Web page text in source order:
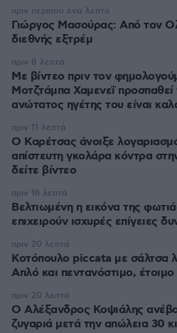
Γιώργος Μασούρας: Από τον
διεθνής εξτρέμ
πριν περίπου ένα λεπτό
Με βίντεο πριν τον
Μοτζτάμπα Χαμενεΐ προσπαθεί
ανώτατος ηγέτης του είναι
πριν 8 λεπτά
Ο Καρέτσας άνοιξε
απίστευτη γκολάρα κόντρα
δείτε βίντεο
πριν 11 λεπτά
Βελτιωμένη η εικόνα της
επιχειρούν ισχυρές επίγειες
πριν 16 λεπτά
Κοτόπουλο piccata με σάλτσα
Απλό και πεντανόστιμο, έτοιμο
πριν 20 λεπτά
Ο Αλέξανδρος Κοψιάλης
ζυγαριά μετά την απώλεια 30
πριν 20 λεπτά